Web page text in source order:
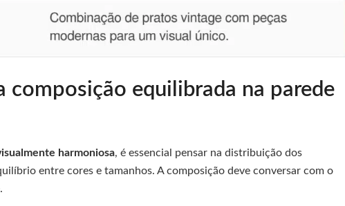
composição equilibrada na parede
harmoniosa, é essencial pensar na distribuição dos
entre cores e tamanhos. A composição deve conversar com o